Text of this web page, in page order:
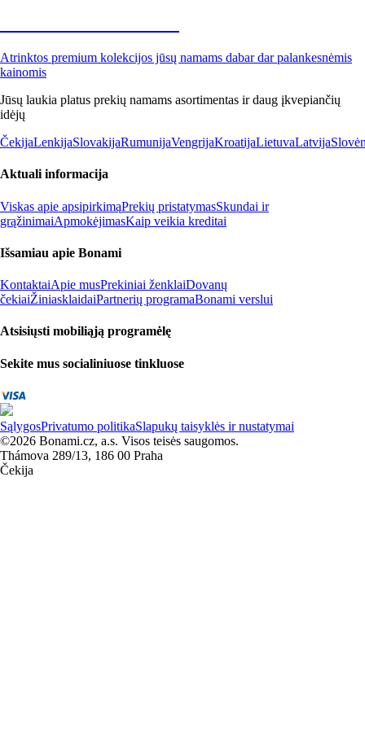
Atrinktos premium kolekcijos jūsų namams dabar dar palankesnėmis
kainomis
Jūsų laukia platus prekių namams asortimentas ir daug įkvepiančių
idėjų
ČekijaLenkijaSlovakijaRumunijaVengrijaKroatijaLietuvaLatvija
Aktuali informacija
Viskas apie apsipirkimąPrekių pristatymasSkundai ir
grąžinimaiApmokėjimasKaip veikia kreditai
Išsamiau apie Bonami
KontaktaiApie musPrekiniai ženklaiDovanų
čekiaiŽiniasklaidaiPartnerių programaBonami verslui
Atsisiųsti mobiliąją programėlę
Sekite mus socialiniuose tinkluose
SąlygosPrivatumo politikaSlapukų taisyklės ir nustatymai
©2026 Bonami.cz, a.s. Visos teisės saugomos.
Thámova 289/13, 186 00 Praha
Čekija